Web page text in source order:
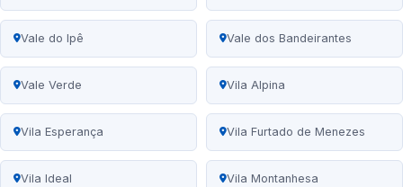
Vale do Ipê Vale dos Bandeirantes
Vale Verde Vila Alpina
Vila Esperança Vila Furtado de Menezes
Vila Ideal Vila Montanhesa